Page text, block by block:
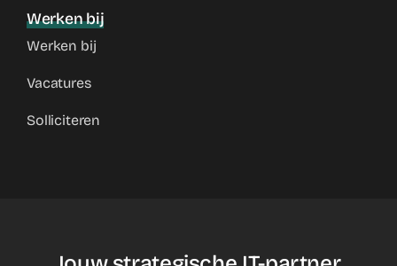
Werken bij
Werken bij
Vacatures
Solliciteren